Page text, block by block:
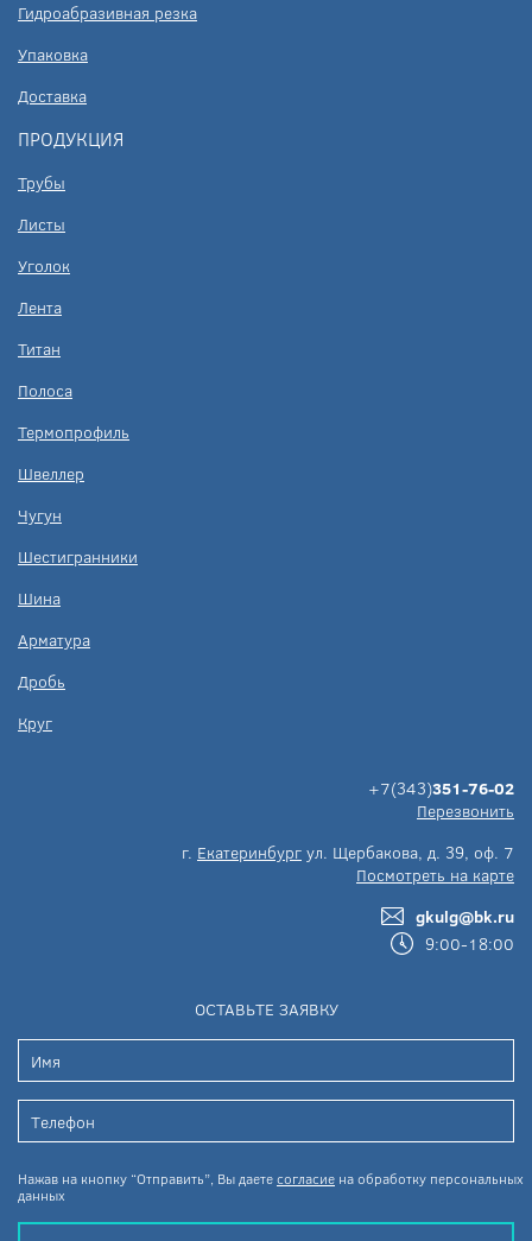
Гидроабразивная резка
Упаковка
Доставка
ПРОДУКЦИЯ
Трубы
Листы
Уголок
Лента
Титан
Полоса
Термопрофиль
Швеллер
Чугун
Шестигранники
Шина
Арматура
Дробь
Круг
+7(343)351-76-02
Перезвонить
г. Екатеринбург ул. Щербакова, д. 39, оф. 7
Посмотреть на карте
gkulg@bk.ru
9:00-18:00
ОСТАВЬТЕ ЗАЯВКУ
Нажав на кнопку “Отправить”, Вы даетесогласие на обработку персональных
данных